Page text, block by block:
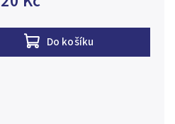
Do košíku